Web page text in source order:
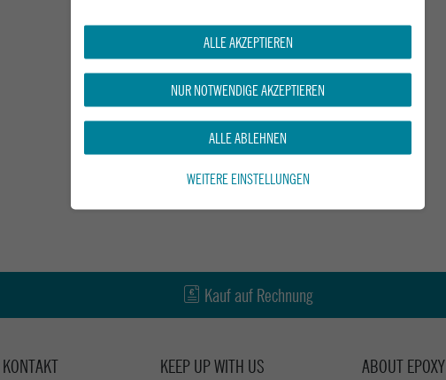
Kauf auf Rechnung
ABOUT EPOXY
KEEP UP WITH US
ALLE AKZEPTIEREN
NUR NOTWENDIGE AKZEPTIEREN
ALLE ABLEHNEN
WEITERE EINSTELLUNGEN